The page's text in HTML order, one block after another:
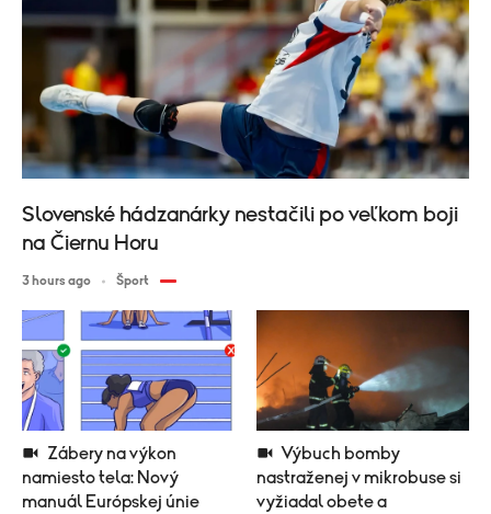
namiesto tela: Nový
manuál Európskej únie
nastraženej v mikrobuse si
vyžiadal obete a
Slovenské hádzanárky nestačili po veľkom boji
na Čiernu Horu
3 hours ago Šport